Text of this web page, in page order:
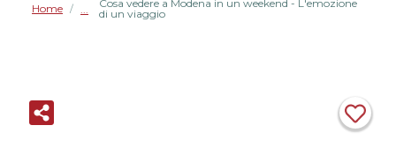
Home /
Cosa vedere a Modena in un weekend - L'emozione
di un viaggio